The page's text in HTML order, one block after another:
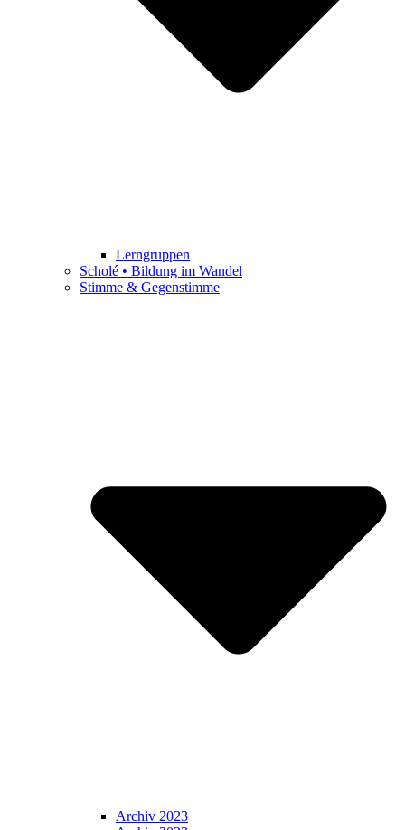
Lerngruppen
Scholé • Bildung im Wandel
Stimme & Gegenstimme
Archiv 2023